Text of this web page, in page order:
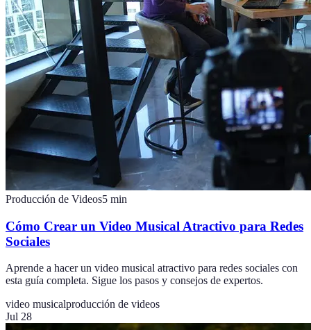
Producción de Videos5 min
Cómo Crear un Video Musical Atractivo para Redes
Sociales
Aprende a hacer un video musical atractivo para redes sociales con
esta guía completa. Sigue los pasos y consejos de expertos.
video musicalproducción de videos
Jul 28